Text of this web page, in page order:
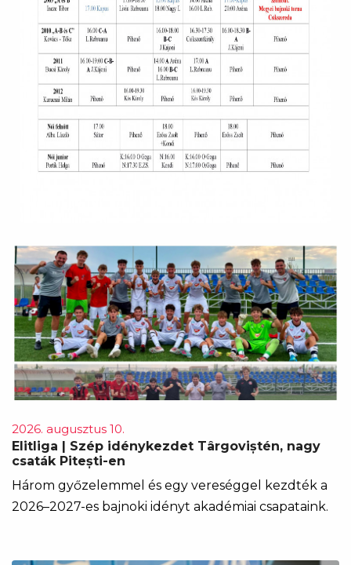
2026. augusztus 10.
Elitliga | Szép idénykezdet Târgoviștén, nagy
csaták Pitești-en
Három győzelemmel és egy vereséggel kezdték a
2026–2027-es bajnoki idényt akadémiai csapataink.